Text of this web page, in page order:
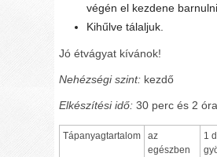
végén el kezdene
Kihűlve tálaljuk.
Jó étvágyat kívánok!
Nehézségi szint: kezdő
Elkészítési idő: 30 perc és 2
Tápanyagtartalom
az
egészben
1